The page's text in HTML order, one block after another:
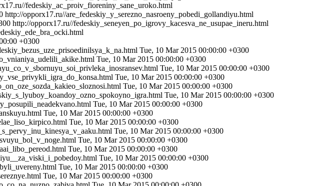
fedeskiy_ac_proiv_fioreniny_sane_uroko.html
http://opporx17.ru//are_fedeskiy_y_serezno_nasroeny_pobedi_gollandiyu.html
http://opporx17.ru//fedeskiy_seneyen_po_igrovy_kacesva_ne_usupae_ineru.html
+0300
Tue, 10 Mar 2015 00:00:00 +0300
Tue, 10 Mar 2015 00:00:00 +0300
Tue, 10 Mar 2015 00:00:00 +0300
Tue, 10 Mar 2015 00:00:00 +0300
Tue, 10 Mar 2015 00:00:00 +0300
Tue, 10 Mar 2015 00:00:00 +0300
Tue, 10 Mar 2015 00:00:00 +0300
Tue, 10 Mar 2015 00:00:00 +0300
Tue, 10 Mar 2015 00:00:00 +0300
Tue, 10 Mar 2015 00:00:00 +0300
Tue, 10 Mar 2015 00:00:00 +0300
Tue, 10 Mar 2015 00:00:00 +0300
Tue, 10 Mar 2015 00:00:00 +0300
Tue, 10 Mar 2015 00:00:00 +0300
Tue, 10 Mar 2015 00:00:00 +0300